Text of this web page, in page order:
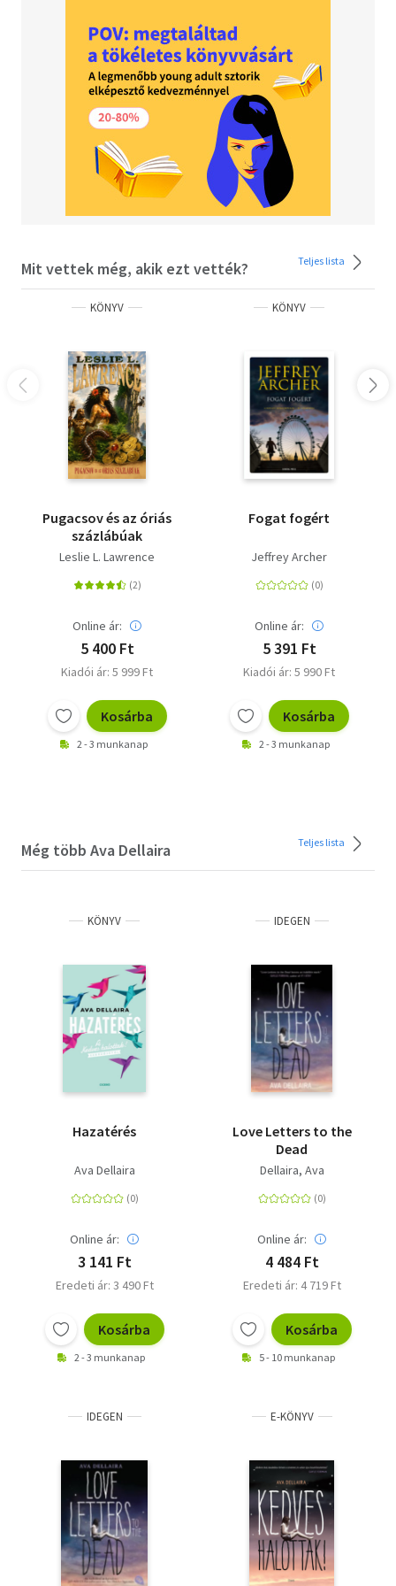
Mit vettek még, akik ezt vették? Teljes lista
KÖNYV
Pugacsov és az óriás
százlábúak
Leslie L. Lawrence
Online ár:
5 400 Ft
Kiadói ár: 5 999 Ft
Kosárba
2 - 3 munkanap
KÖNYV
Fogat fogért
Jeffrey Archer
Online ár:
5 391 Ft
Kiadói ár: 5 990 Ft
Kosárba
2 - 3 munkanap
Még több Ava Dellaira Teljes lista
KÖNYV
Hazatérés
Ava Dellaira
Online ár:
3 141 Ft
Eredeti ár: 3 490 Ft
Kosárba
2 - 3 munkanap
IDEGEN
Love Letters to the
Dead
Dellaira, Ava
Online ár:
4 484 Ft
Eredeti ár: 4 719 Ft
Kosárba
5 - 10 munkanap
IDEGEN E-KÖNYV